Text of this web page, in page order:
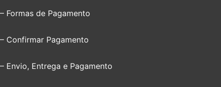
– Formas de Pagamento
– Confirmar Pagamento
– Envio, Entrega e Pagamento